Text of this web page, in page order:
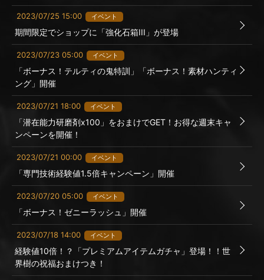
2023/07/25 15:00 イベント
期間限定でショップに「強化石箱III」が登場
2023/07/23 05:00 イベント
「ボーナス！テルティの鬼特訓」「ボーナス！素材ハンティ
ング」開催
2023/07/21 18:00 イベント
「潜在能力研磨剤x100」をおまけでGET！お得な週末キャ
ンペーンを開催！
2023/07/21 00:00 イベント
「専門技術経験値1.5倍キャンペーン」開催
2023/07/20 05:00 イベント
「ボーナス！ゼニーラッシュ」開催
2023/07/18 14:00 イベント
経験値10倍！？「プレミアムアイテムガチャ」登場！！世
界樹の祝福おまけつき！